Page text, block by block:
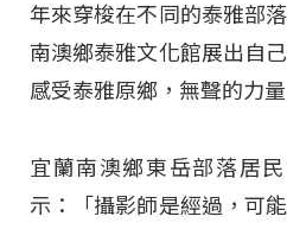
年來穿梭在不同的泰雅部
南澳鄉泰雅文化館展出自
感受泰雅原鄉，無聲的力量
宜蘭南澳鄉東岳部落居
示：「攝影師是經過，可